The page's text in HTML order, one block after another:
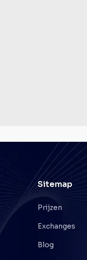
Sitemap
Prijzen
Exchanges
Blog